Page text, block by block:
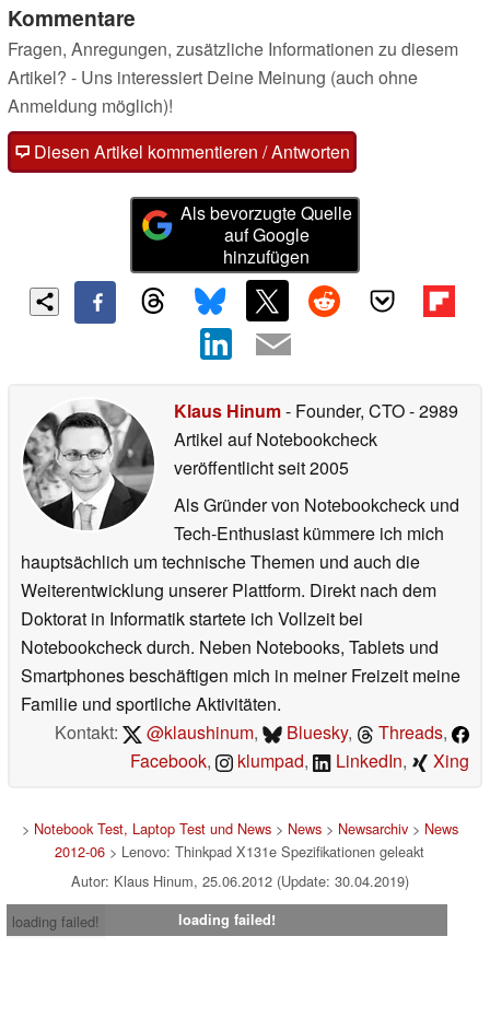
Kommentare
Fragen, Anregungen, zusätzliche Informationen zu diesem
Artikel? - Uns interessiert Deine Meinung (auch ohne
Anmeldung möglich)!
Diesen Artikel kommentieren / Antworten
Als bevorzugte Quelle
auf Google
hinzufügen
Klaus Hinum- Founder, CTO- 2989
Artikel auf Notebookcheck
veröffentlichtseit 2005
Als Gründer von Notebookcheck und
Tech-Enthusiast kümmere ich mich
hauptsächlich um technische Themen und auch die
Weiterentwicklung unserer Plattform. Direkt nach dem
Doktorat in Informatik startete ich Vollzeit bei
Notebookcheck durch. Neben Notebooks, Tablets und
Smartphones beschäftigen mich in meiner Freizeit meine
Familie und sportliche Aktivitäten.
Kontakt:
@klaushinum, Bluesky, Threads,
Facebook, klumpad, LinkedIn, Xing
> Notebook Test, Laptop Test und News> News> Newsarchiv> News
2012-06 > Lenovo: Thinkpad X131e Spezifikationen geleakt
Autor: Klaus Hinum, 25.06.2012 (Update: 30.04.2019)
loading failed!
loading failed!